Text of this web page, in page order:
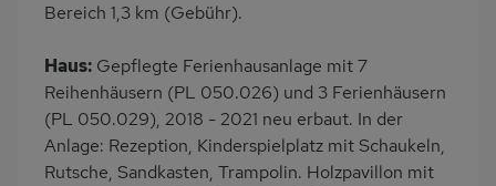
Küche
Geschirrspülmaschine
Kühlschrank
Ruhige Lage
Babybett
Kinderhochstuhl
Nichtraucher
Freisitz im Garten
Wb/WC
Bereich 1,3 km (Gebühr).
Haus: Gepflegte Ferienhausanlage mit 7
Reihenhäusern (PL 050.026) und 3 Ferienhäusern
(PL 050.029), 2018 - 2021 neu erbaut. In der
Anlage: Rezeption, Kinderspielplatz mit Schaukeln,
Rutsche, Sandkasten, Trampolin. Holzpavillon mit